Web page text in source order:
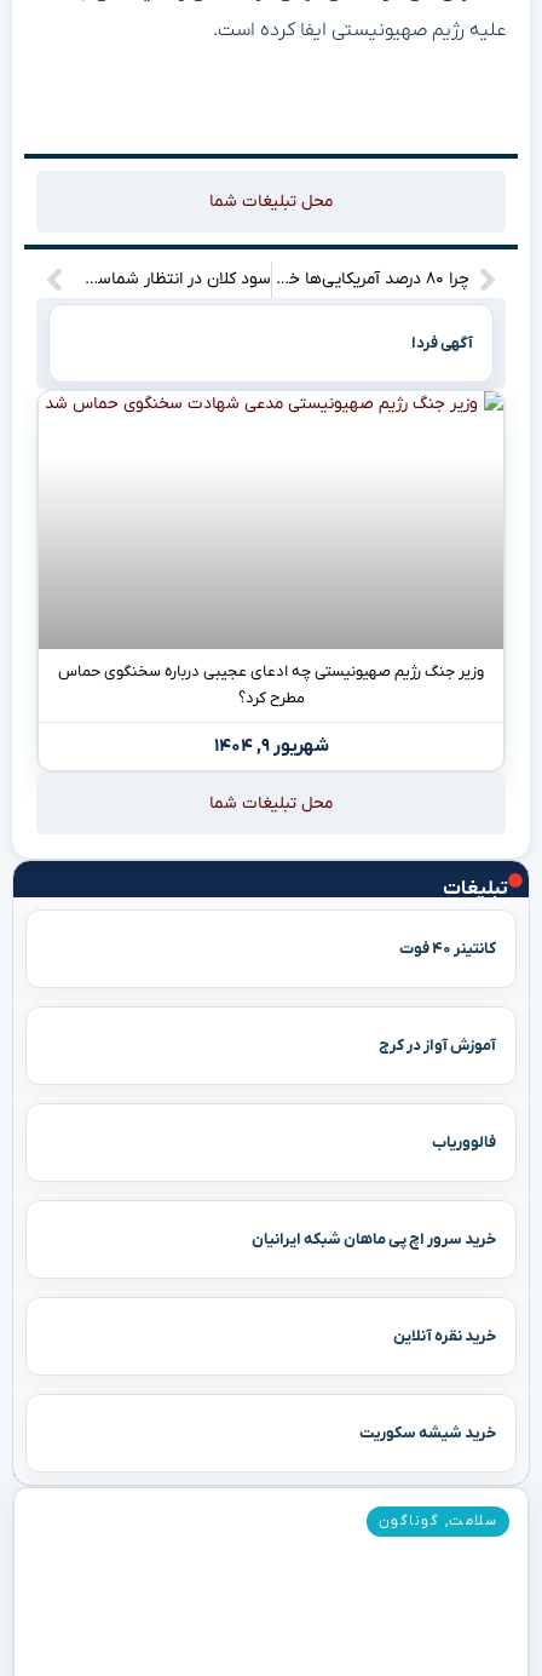
تبلیغات
کانتینر ۴۰ فوت
آموزش آواز در کرج
فالووریاب
خرید سرور اچ پی ماهان شبکه ایرانیان
خرید نقره آنلاین
خرید شیشه سکوریت
سلامت, گوناگون
علیه رژیم صهیونیستی ایفا کرده است.
محل تبلیغات شما
چرا ۸۰ درصد آمریکایی‌ها خود را ثروتمند نمی‌دانند؟ سود کلان در انتظار شماست؛ قیمت هر گرم نقره امروز به ۱۴۰ هزار تومان رسید!
آگهی فردا
وزیر جنگ رژیم صهیونیستی چه ادعای عجیبی درباره سخنگوی حماس
مطرح کرد؟
شهریور ۹, ۱۴۰۴
محل تبلیغات شما